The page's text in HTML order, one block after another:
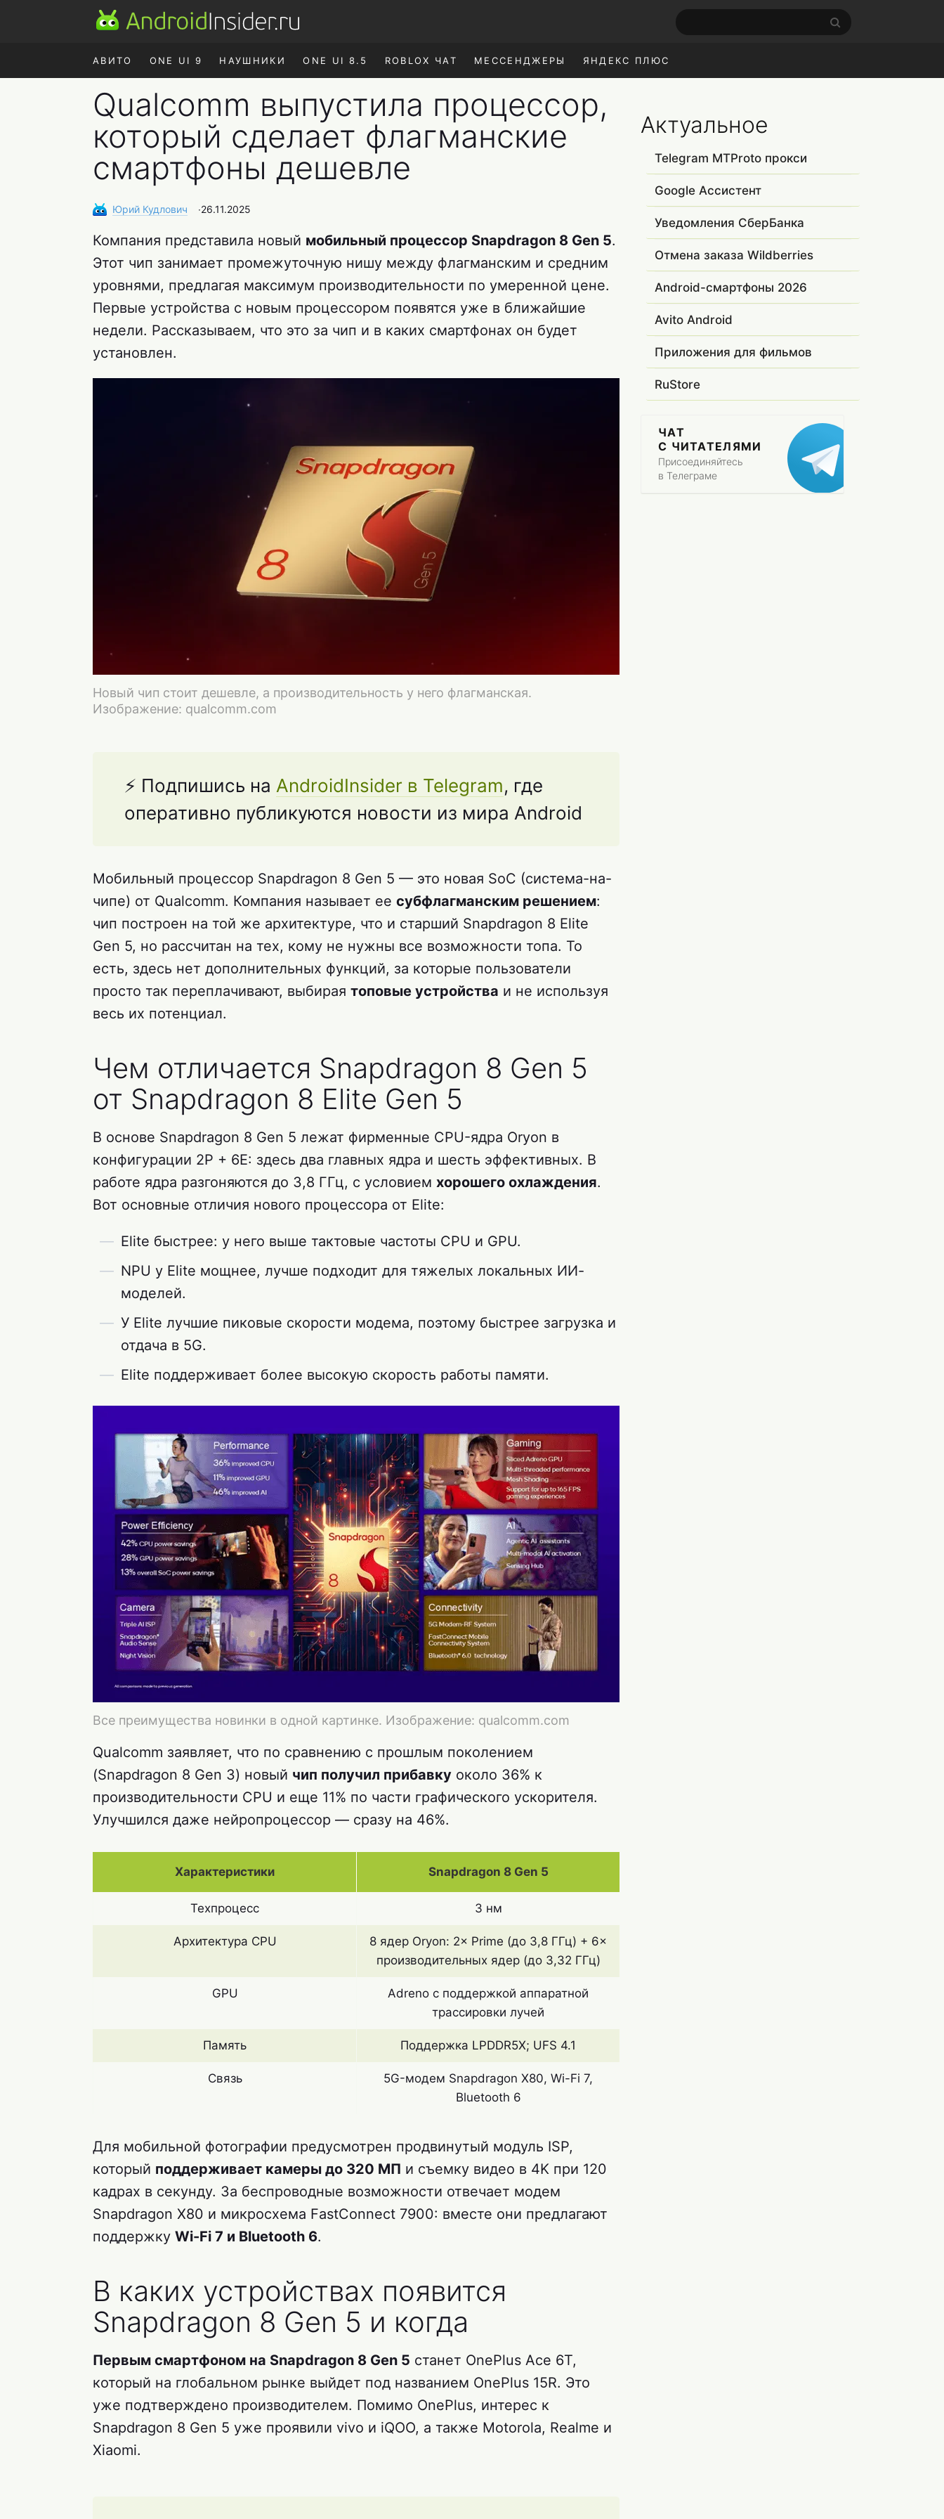
АВИТО ONE UI 9 НАУШНИКИ ONE UI 8.5 ROBLOX ЧАТ МЕССЕНДЖЕРЫ ЯНДЕКС ПЛЮС
Qualcomm выпустила процессор,
который сделает флагманские
смартфоны дешевле
Юрий Кудлович ∙26.11.2025
Компания представила новый мобильный процессор Snapdragon 8 Gen 5.
Этот чип занимает промежуточную нишу между флагманским и средним
уровнями, предлагая максимум производительности по умеренной цене.
Первые устройства с новым процессором появятся уже в ближайшие
недели. Рассказываем, что это за чип и в каких смартфонах он будет
установлен.
Новый чип стоит дешевле, а производительность у него флагманская.
Изображение: qualcomm.com
⚡️ Подпишись на AndroidInsider в Telegram, где
оперативно публикуются новости из мира Android
Мобильный процессор Snapdragon 8 Gen 5 — это новая SoC (система-на-
чипе) от Qualcomm. Компания называет ее субфлагманским решением:
чип построен на той же архитектуре, что и старший Snapdragon 8 Elite
Gen 5, но рассчитан на тех, кому не нужны все возможности топа. То
есть, здесь нет дополнительных функций, за которые пользователи
просто так переплачивают, выбирая топовые устройства и не используя
весь их потенциал.
Чем отличается Snapdragon 8 Gen 5
от Snapdragon 8 Elite Gen 5
В основе Snapdragon 8 Gen 5 лежат фирменные CPU-ядра Oryon в
конфигурации 2P + 6E: здесь два главных ядра и шесть эффективных. В
работе ядра разгоняются до 3,8 ГГц, с условием хорошего охлаждения.
Вот основные отличия нового процессора от Elite:
Elite быстрее: у него выше тактовые частоты CPU и GPU.
NPU у Elite мощнее, лучше подходит для тяжелых локальных ИИ-
моделей.
У Elite лучшие пиковые скорости модема, поэтому быстрее загрузка и
отдача в 5G.
Elite поддерживает более высокую скорость работы памяти.
Все преимущества новинки в одной картинке. Изображение: qualcomm.com
Qualcomm заявляет, что по сравнению с прошлым поколением
(Snapdragon 8 Gen 3) новый чип получил прибавку около 36% к
производительности CPU и еще 11% по части графического ускорителя.
Улучшился даже нейропроцессор — сразу на 46%.
Характеристики Snapdragon 8 Gen 5
Техпроцесс 3 нм
Архитектура CPU
8 ядер Oryon: 2× Prime (до 3,8 ГГц) + 6×
производительных ядер (до 3,32 ГГц)
GPU
Adreno с поддержкой аппаратной
трассировки лучей
Память Поддержка LPDDR5X; UFS 4.1
Связь
5G-модем Snapdragon X80, Wi-Fi 7,
Bluetooth 6
Для мобильной фотографии предусмотрен продвинутый модуль ISP,
который поддерживает камеры до 320 МП и съемку видео в 4K при 120
кадрах в секунду. За беспроводные возможности отвечает модем
Snapdragon X80 и микросхема FastConnect 7900: вместе они предлагают
поддержку Wi-Fi 7 и Bluetooth 6.
В каких устройствах появится
Snapdragon 8 Gen 5 и когда
Первым смартфоном на Snapdragon 8 Gen 5 станет OnePlus Ace 6T,
который на глобальном рынке выйдет под названием OnePlus 15R. Это
уже подтверждено производителем. Помимо OnePlus, интерес к
Snapdragon 8 Gen 5 уже проявили vivo и iQOO, а также Motorola, Realme и
Xiaomi.
Актуальное
Telegram MTProto прокси
Google Ассистент
Уведомления СберБанка
Отмена заказа Wildberries
Android-смартфоны 2026
Avito Android
Приложения для фильмов
RuStore
ЧАТ
С ЧИТАТЕЛЯМИ
Присоединяйтесь
в Телеграме